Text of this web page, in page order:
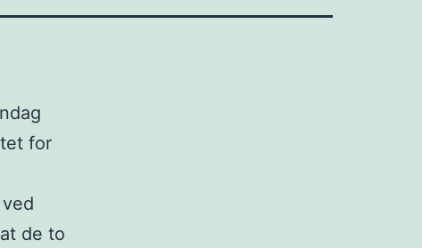
for
de to